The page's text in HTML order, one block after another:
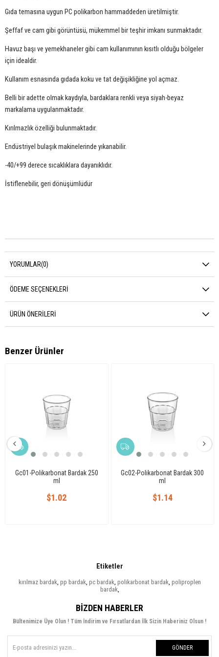
Gıda temasına uygun PC polikarbon hammaddeden üretilmiştir.
Şeffaf ve cam gibi görüntüsü, mükemmel bir teşhir imkanı sunmaktadır.
Havuz başı ve yemekhaneler gibi cam kullanımının kısıtlı olduğu bölgeler
için idealdir.
Kullanım esnasında gıdada koku ve tat değişikliğine yol açmaz.
Belli bir adette olmak kaydıyla, bardaklara renkli veya siyah-beyaz
markalama uygulanmaktadır.
Kırılmazlık özelliği bulunmaktadır.
Endüstriyel bulaşık makinelerinde yıkanabilir.
-40/+99 derece sıcaklıklara dayanıklıdır.
İstiflenebilir, geri dönüşümlüdür
YORUMLAR(0)
ÖDEME SEÇENEKLERI
ÜRÜN ÖNERILERI
Benzer Ürünler
Gc01-Polikarbonat Bardak 250
ml
$1.02
Gc02-Polikarbonat Bardak 300
ml
$1.14
Etiketler
kırılmaz bardak pp bardak pc bardak polikarbonat bardak poliproplen
bardak
BIZDEN HABERLER
Bültenimize Üye Olun ! Tüm İndirim ve Fırsatlardan İlk Sizin Haberiniz Olsun !
GÖNDER